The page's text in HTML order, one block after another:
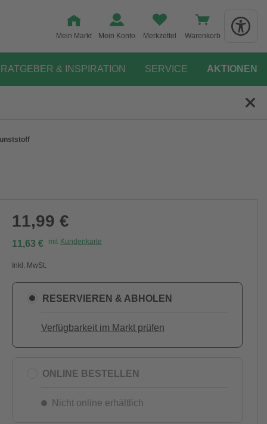
Mein Markt Mein Konto Merkzettel Warenkorb
RATGEBER & INSPIRATION SERVICE AKTIONEN
11,99 €
11,63 € mit Kundenkarte
Inkl. MwSt.
RESERVIEREN & ABHOLEN
Verfügbarkeit im Markt prüfen
ONLINE BESTELLEN
Nicht online erhältlich